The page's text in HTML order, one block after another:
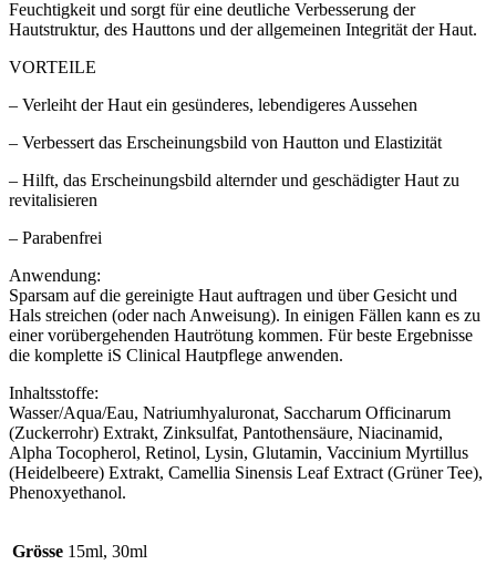
Feuchtigkeit und sorgt für eine deutliche Verbesserung der
Hautstruktur, des Hauttons und der allgemeinen Integrität der Haut.
VORTEILE
– Verleiht der Haut ein gesünderes, lebendigeres Aussehen
– Verbessert das Erscheinungsbild von Hautton und Elastizität
– Hilft, das Erscheinungsbild alternder und geschädigter Haut zu
revitalisieren
– Parabenfrei
Anwendung:
Sparsam auf die gereinigte Haut auftragen und über Gesicht und
Hals streichen (oder nach Anweisung). In einigen Fällen kann es zu
einer vorübergehenden Hautrötung kommen. Für beste Ergebnisse
die komplette iS Clinical Hautpflege anwenden.
Inhaltsstoffe:
Wasser/Aqua/Eau, Natriumhyaluronat, Saccharum Officinarum
(Zuckerrohr) Extrakt, Zinksulfat, Pantothensäure, Niacinamid,
Alpha Tocopherol, Retinol, Lysin, Glutamin, Vaccinium Myrtillus
(Heidelbeere) Extrakt, Camellia Sinensis Leaf Extract (Grüner Tee),
Phenoxyethanol.
Grösse 15ml, 30ml